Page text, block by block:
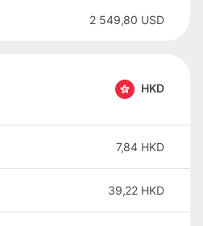
2 549,80 USD
HKD
7,84 HKD
39,22 HKD